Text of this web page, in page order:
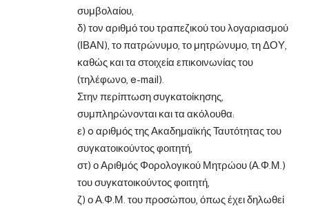
συμβολαίου,
δ) τον αριθμό του τραπεζικού του λογαριασμού
(ΙΒΑΝ), το πατρώνυμο, το μητρώνυμο, τη ΔΟΥ,
καθώς και τα στοιχεία επικοινωνίας του
(τηλέφωνο, e-mail).
Στην περίπτωση συγκατοίκησης,
συμπληρώνονται και τα ακόλουθα:
ε) o αριθμός της Ακαδημαϊκής Ταυτότητας του
συγκατοικούντος φοιτητή,
στ) ο Αριθμός Φορολογικού Μητρώου (Α.Φ.Μ.)
του συγκατοικούντος φοιτητή,
ζ) ο Α.Φ.Μ. του προσώπου, όπως έχει δηλωθεί